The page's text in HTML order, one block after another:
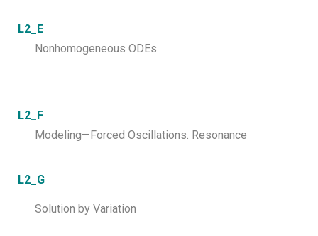
L2_E
Nonhomogeneous ODEs
L2_F
Modeling—Forced Oscillations. Resonance
L2_G
Solution by Variation